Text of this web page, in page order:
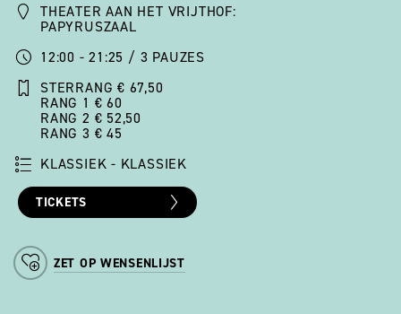
THEATER AAN HET VRIJTHOF:
PAPYRUSZAAL
12:00 - 21:25 / 3 PAUZES
STERRANG € 67,50
RANG 1 € 60
RANG 2 € 52,50
RANG 3 € 45
KLASSIEK - KLASSIEK
TICKETS
ZET OP WENSENLIJST